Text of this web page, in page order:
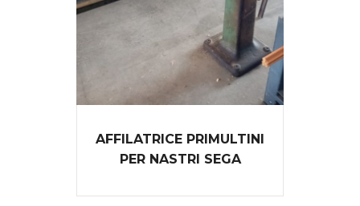
AFFILATRICE PRIMULTINI
PER NASTRI SEGA